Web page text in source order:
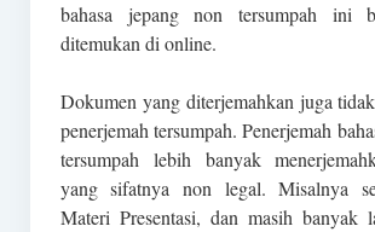
bahasa jepang non tersumpah ini
ditemukan di online.
Dokumen yang diterjemahkan juga
penerjemah tersumpah. Penerjemah
tersumpah lebih banyak
yang sifatnya non legal. Misalnya
Materi Presentasi, dan masih banyak